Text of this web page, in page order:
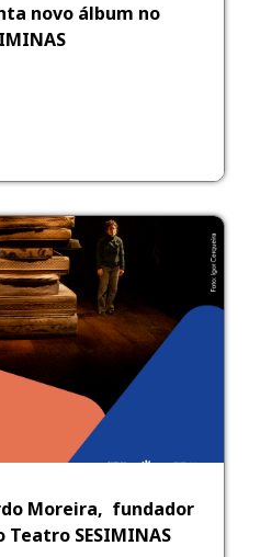
novo álbum no
Moreira, fundador
Teatro SESIMINAS